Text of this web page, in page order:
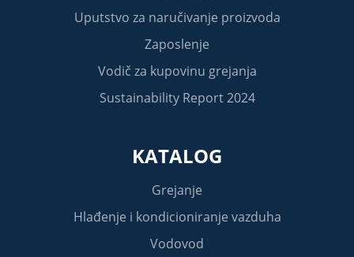
Uputstvo za naručivanje proizvoda
Zaposlenje
Vodič za kupovinu grejanja
Sustainability Report 2024
KATALOG
Grejanje
Hlađenje i kondicioniranje vazduha
Vodovod